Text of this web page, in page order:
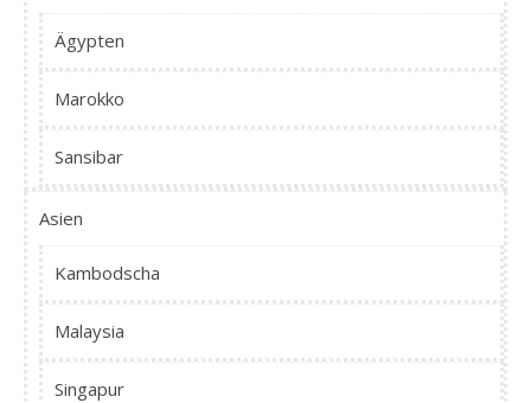
Ägypten
Marokko
Sansibar
Asien
Kambodscha
Malaysia
Singapur